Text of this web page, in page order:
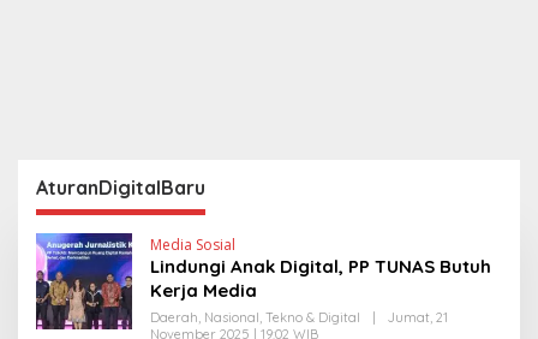
AturanDigitalBaru
Media Sosial
Lindungi Anak Digital, PP TUNAS Butuh
Kerja Media
Daerah, Nasional, Tekno & Digital
Jumat, 21
November 2025 | 19:02 WIB